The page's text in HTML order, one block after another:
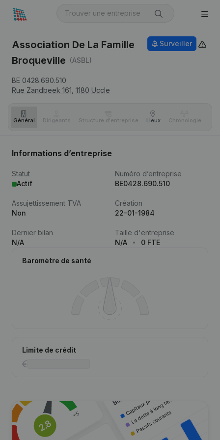
Association De La Famille
Broqueville (ASBL)
BE 0428.690.510
Rue Zandbeek 161, 1180 Uccle
Surveiller
Général Dirigeants Structure d'entreprise Lieux Chronologie
Informations d’entreprise
Statut
Actif
Numéro d’entreprise
BE0428.690.510
Assujettissement TVA
Non
Création
22-01-1984
Dernier bilan
N/A
Taille d'entreprise
N/A
0 FTE
Baromètre de santé
Limite de crédit